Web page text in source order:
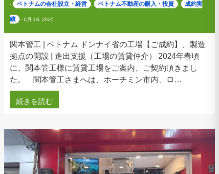
- ベトナムの会社設立・経営 , ベトナム不動産の購入・投資 , 成約実
績 - 6月 18, 2025
関本管工 | ベトナム ドンナイ省の工場【ご成約】、製造
拠点の開設 | 進出支援（工場の賃貸仲介） 2024年春頃
に、関本管工様に賃貸工場をご案内、ご契約頂きまし
た。 関本管工さまへは、ホーチミン市内、ロ…
続きを読む